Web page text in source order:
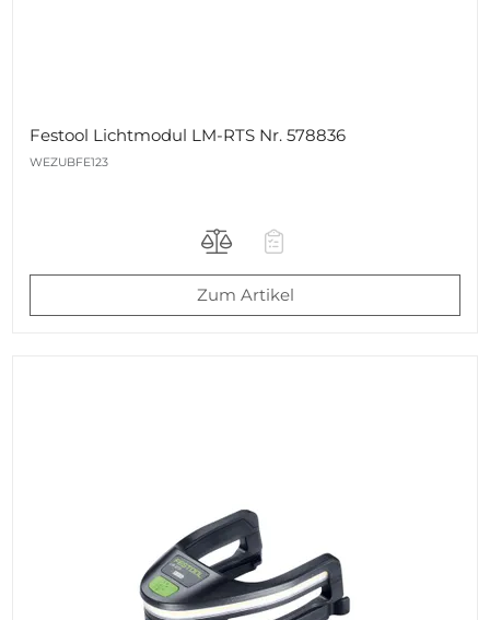
Festool Lichtmodul LM-RTS Nr. 578836
WEZUBFE123
Zum Artikel